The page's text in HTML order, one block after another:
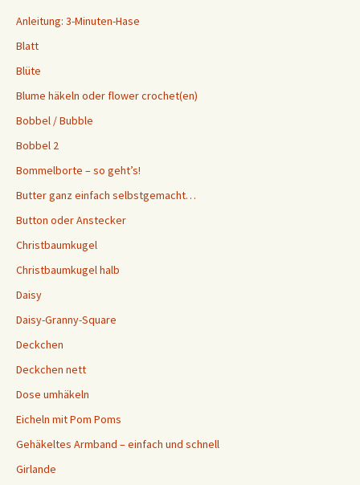
Anleitung: 3-Minuten-Hase
Blatt
Blüte
Blume häkeln oder flower crochet(en)
Bobbel / Bubble
Bobbel 2
Bommelborte – so geht’s!
Butter ganz einfach selbstgemacht…
Button oder Anstecker
Christbaumkugel
Christbaumkugel halb
Daisy
Daisy-Granny-Square
Deckchen
Deckchen nett
Dose umhäkeln
Eicheln mit Pom Poms
Gehäkeltes Armband – einfach und schnell
Girlande